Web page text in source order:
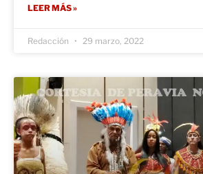
LEER MÁS »
Redacción 29 marzo, 2022